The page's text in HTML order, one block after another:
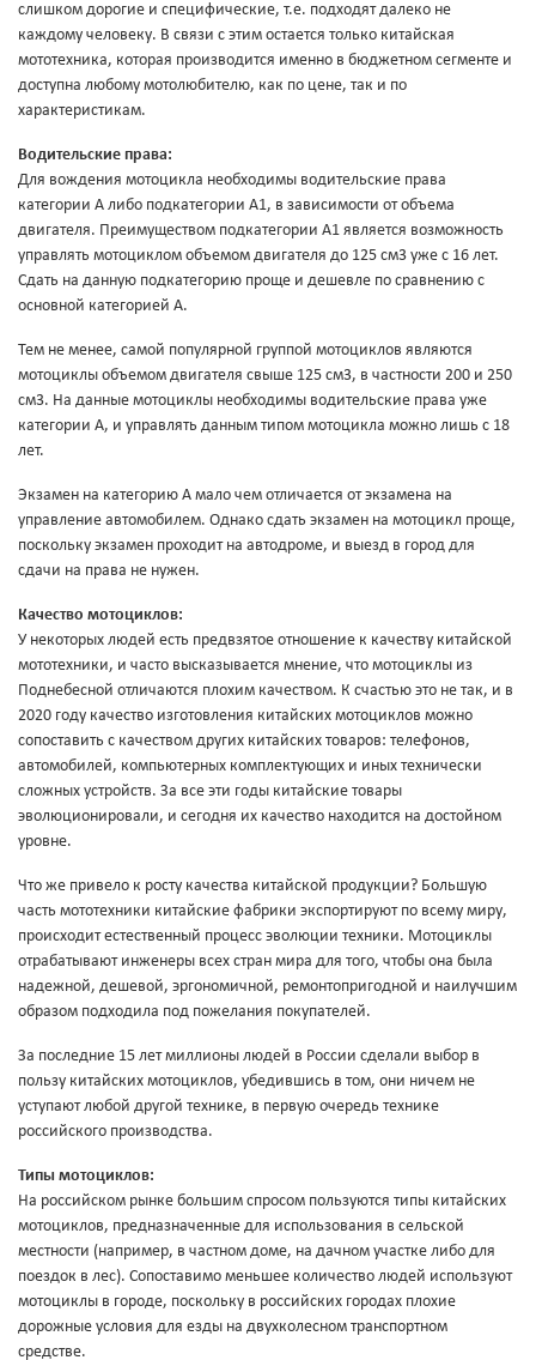
слишком дорогие и специфические, т.е. подходят далеко не
каждому человеку. В связи с этим остается только китайская
мототехника, которая производится именно в бюджетном сегменте и
доступна любому мотолюбителю, как по цене, так и по
характеристикам.
Водительские права:
Для вождения мотоцикла необходимы водительские права
категории A либо подкатегории A1, в зависимости от объема
двигателя. Преимуществом подкатегории A1 является возможность
управлять мотоциклом объемом двигателя до 125 см3 уже с 16 лет.
Сдать на данную подкатегорию проще и дешевле по сравнению с
основной категорией A.
Тем не менее, самой популярной группой мотоциклов являются
мотоциклы объемом двигателя свыше 125 см3, в частности 200 и 250
см3. На данные мотоциклы необходимы водительские права уже
категории A, и управлять данным типом мотоцикла можно лишь с 18
лет.
Экзамен на категорию A мало чем отличается от экзамена на
управление автомобилем. Однако сдать экзамен на мотоцикл проще,
поскольку экзамен проходит на автодроме, и выезд в город для
сдачи на права не нужен.
Качество мотоциклов:
У некоторых людей есть предвзятое отношение к качеству китайской
мототехники, и часто высказывается мнение, что мотоциклы из
Поднебесной отличаются плохим качеством. К счастью это не так, и в
2020 году качество изготовления китайских мотоциклов можно
сопоставить с качеством других китайских товаров: телефонов,
автомобилей, компьютерных комплектующих и иных технически
сложных устройств. За все эти годы китайские товары
эволюционировали, и сегодня их качество находится на достойном
уровне.
Что же привело к росту качества китайской продукции? Большую
часть мототехники китайские фабрики экспортируют по всему миру,
происходит естественный процесс эволюции техники. Мотоциклы
отрабатывают инженеры всех стран мира для того, чтобы она была
надежной, дешевой, эргономичной, ремонтопригодной и наилучшим
образом подходила под пожелания покупателей.
За последние 15 лет миллионы людей в России сделали выбор в
пользу китайских мотоциклов, убедившись в том, они ничем не
уступают любой другой технике, в первую очередь технике
российского производства.
Типы мотоциклов:
На российском рынке большим спросом пользуются типы китайских
мотоциклов, предназначенные для использования в сельской
местности (например, в частном доме, на дачном участке либо для
поездок в лес). Сопоставимо меньшее количество людей используют
мотоциклы в городе, поскольку в российских городах плохие
дорожные условия для езды на двухколесном транспортном
средстве.